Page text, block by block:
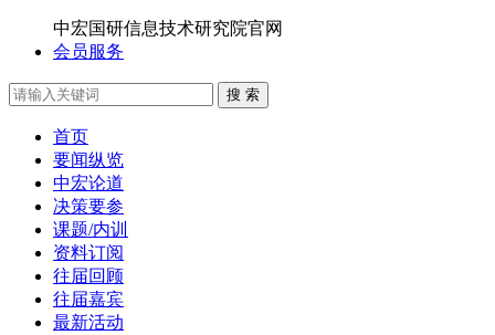
中宏国研信息技术研究院官网
会员服务
搜 索
首页
要闻纵览
中宏论道
决策要参
课题/内训
资料订阅
往届回顾
往届嘉宾
最新活动